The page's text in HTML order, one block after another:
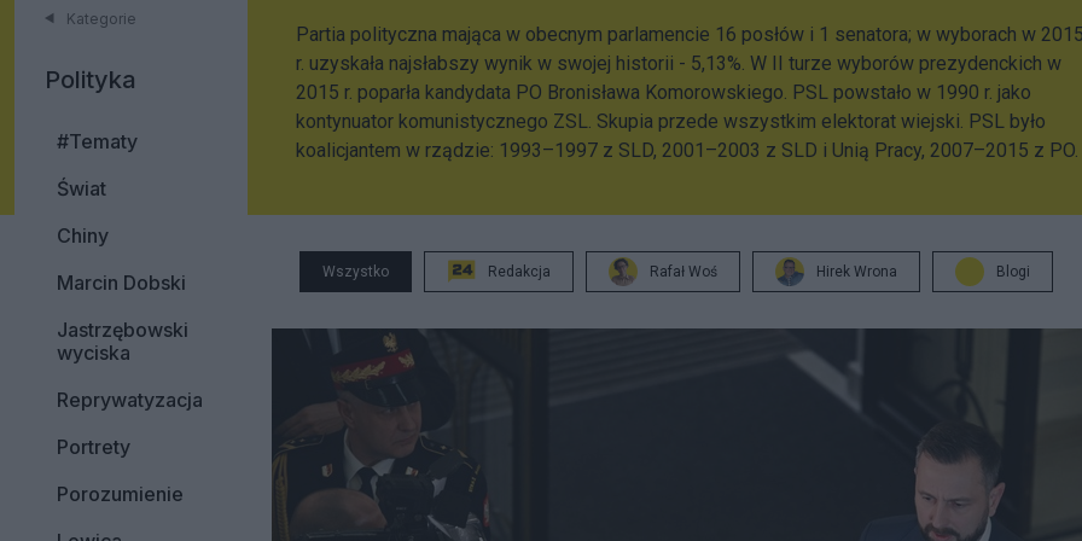
Kategorie
Polityka
#Tematy
Świat
Chiny
Marcin Dobski
Jastrzębowski
wyciska
Reprywatyzacja
Portrety
Porozumienie
Partia polityczna mająca w obecnym parlamencie 16 posłów i 1 senatora; w wyborach w
r. uzyskała najsłabszy wynik w swojej historii - 5,13%. W II turze wyborów prezydenckich w
2015 r. poparła kandydata PO Bronisława Komorowskiego. PSL powstało w 1990 r. jako
kontynuator komunistycznego ZSL. Skupia przede wszystkim elektorat wiejski. PSL było
koalicjantem w rządzie: 1993–1997 z SLD, 2001–2003 z SLD i Unią Pracy, 2007–2015 z PO.
Wszystko Redakcja Rafał Woś Hirek Wrona Blogi